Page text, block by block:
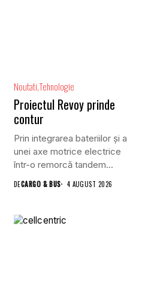
NoutatiTehnologie
Proiectul Revoy prinde
contur
Prin integrarea bateriilor și a
unei axe motrice electrice
într-o remorcă tandem...
DECARGO & BUS 4 AUGUST 2026